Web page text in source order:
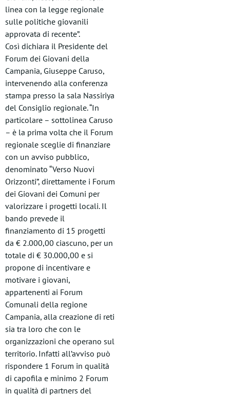
linea con la legge regionale
sulle politiche giovanili
approvata di recente”.
Così dichiara il Presidente del
Forum dei Giovani della
Campania, Giuseppe Caruso,
intervenendo alla conferenza
stampa presso la sala Nassiriya
del Consiglio regionale. “In
particolare – sottolinea Caruso
– è la prima volta che il Forum
regionale sceglie di finanziare
con un avviso pubblico,
denominato “Verso Nuovi
Orizzonti”, direttamente i Forum
dei Giovani dei Comuni per
valorizzare i progetti locali. Il
bando prevede il
finanziamento di 15 progetti
da € 2.000,00 ciascuno, per un
totale di € 30.000,00 e si
propone di incentivare e
motivare i giovani,
appartenenti ai Forum
Comunali della regione
Campania, alla creazione di reti
sia tra loro che con le
organizzazioni che operano sul
territorio. Infatti all’avviso può
rispondere 1 Forum in qualità
di capofila e minimo 2 Forum
in qualità di partners del